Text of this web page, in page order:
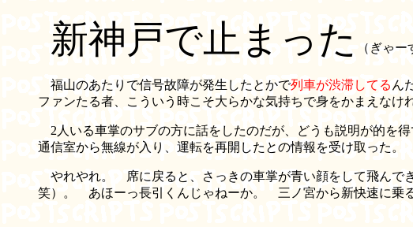
新神戸で止まった （ぎゃ
福山のあたりで信号故障が発生したとかで列車が渋滞してる ん
ファンたる者、こういう時こそ大らかな気持ちで身をかまえな
2人いる車掌のサブの方に話をしたのだが、どうも説明が的
通信室から無線が入り、運転を再開したとの情報を受け取った。
やれやれ。 席に戻ると、さっきの車掌が青い顔をして飛んで
笑）。 あほーっ長引くんじゃねーか。 三ノ宮から新快速に乗